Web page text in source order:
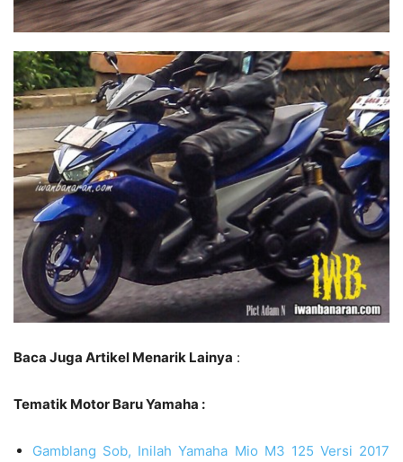
Baca Juga Artikel Menarik Lainya :
Tematik Motor Baru Yamaha :
Gamblang Sob, Inilah Yamaha Mio M3 125 Versi 2017